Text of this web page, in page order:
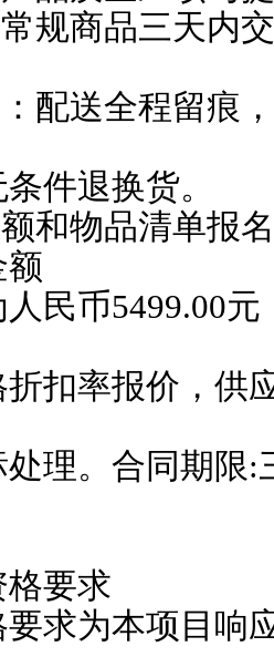
规商品三天内
配送全程留痕
件退换货。
和物品清单报
额
民币5499.00
扣率报价，供
理。合同期限
格要求
求为本项目响